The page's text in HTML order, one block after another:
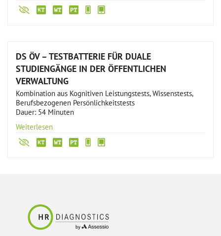
DS ÖV – TESTBATTERIE FÜR DUALE
STUDIENGÄNGE IN DER ÖFFENTLICHEN
VERWALTUNG
Kombination aus Kognitiven Leistungstests, Wissenstests,
Berufsbezogenen Persönlichkeitstests
Dauer: 54 Minuten
Weiterlesen